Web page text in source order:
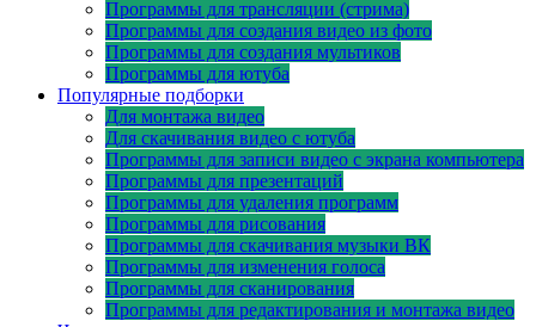
Программы для трансляции (стрима)
Программы для создания видео из фото
Программы для создания мультиков
Программы для ютуба
Популярные подборки
Для монтажа видео
Для скачивания видео с ютуба
Программы для записи видео с экрана компьютера
Программы для презентаций
Программы для удаления программ
Программы для рисования
Программы для скачивания музыки ВК
Программы для изменения голоса
Программы для сканирования
Программы для редактирования и монтажа видео